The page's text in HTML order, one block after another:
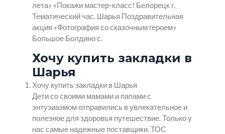
лета» «Покажи мастер-класс! Белорецк г.
Тематический час. Шарья Поздравительная
акция «Фотография со сказочным героем»
Большое Болдино с.
Хочу купить закладки в
Шарья
Хочу купить закладки в Шарья
Дети со своими мамами и папами с
энтузиазмом отправились в увлекательное и
полезное для здоровья путешествие. Только у
нас самые надежные поставщики. ТОС